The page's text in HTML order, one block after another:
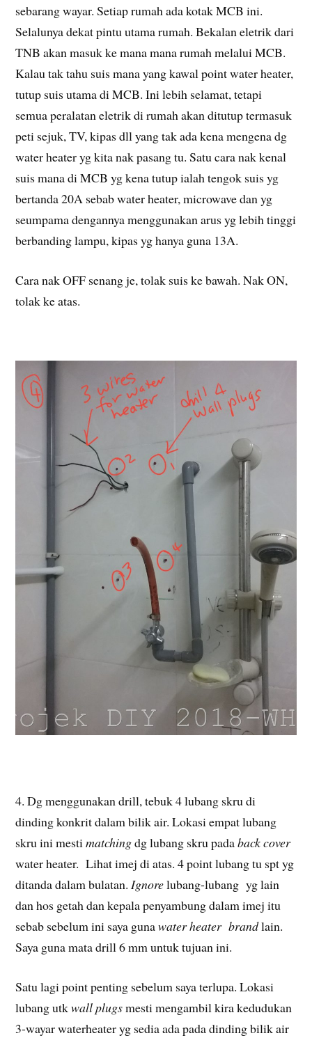
sebarang wayar. Setiap rumah ada kotak MCB ini.
Selalunya dekat pintu utama rumah. Bekalan eletrik dari
TNB akan masuk ke mana mana rumah melalui MCB.
Kalau tak tahu suis mana yang kawal point water heater,
tutup suis utama di MCB. Ini lebih selamat, tetapi
semua peralatan eletrik di rumah akan ditutup termasuk
peti sejuk, TV, kipas dll yang tak ada kena mengena dg
water heater yg kita nak pasang tu. Satu cara nak kenal
suis mana di MCB yg kena tutup ialah tengok suis yg
bertanda 20A sebab water heater, microwave dan yg
seumpama dengannya menggunakan arus yg lebih tinggi
berbanding lampu, kipas yg hanya guna 13A.
Cara nak OFF senang je, tolak suis ke bawah. Nak ON,
tolak ke atas.
4. Dg menggunakan drill, tebuk 4 lubang skru di
dinding konkrit dalam bilik air. Lokasi empat lubang
skru ini mestimatchingdg lubang skru padaback cover
water heater. Lihat imej di atas. 4 point lubang tu spt yg
ditanda dalam bulatan.Ignorelubang-lubang yg lain
dan hos getah dan kepala penyambung dalam imej itu
sebab sebelum ini saya gunawater heater brandlain.
Saya guna mata drill 6 mm untuk tujuan ini.
Satu lagi point penting sebelum saya terlupa. Lokasi
lubang utkwall plugsmesti mengambil kira kedudukan
3-wayar waterheater yg sedia ada pada dinding bilik air